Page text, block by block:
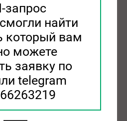
DW02
шины легковые
зимняя нешипованная
запрос
найти
который вам
можете
заявку по
telegram